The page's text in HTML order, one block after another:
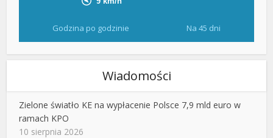
Godzina po godzinie Na 45 dni
Wiadomości
Zielone światło KE na wypłacenie Polsce 7,9 mld euro w
ramach KPO
10 sierpnia 2026